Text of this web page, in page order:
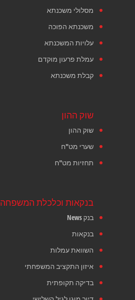
מסלולי משכנתא
משכנתא הפוכה
עלויות המשכנתא
עמלת פרעון מוקדם
קבלת משכנתא
שוק ההון
שוק ההון
שערי מט"ח
תחזיות מט"ח
בנקאות וכלכלת המשפחה
בנק News
בנקאות
השוואת עמלות
איזון התקציב המשפחתי
בדיקה תקופתית